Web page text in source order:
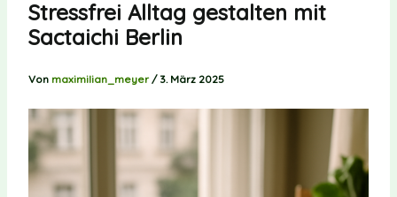
Stressfrei Alltag gestalten mit
Sactaichi Berlin
Von maximilian_meyer/ 3. März 2025